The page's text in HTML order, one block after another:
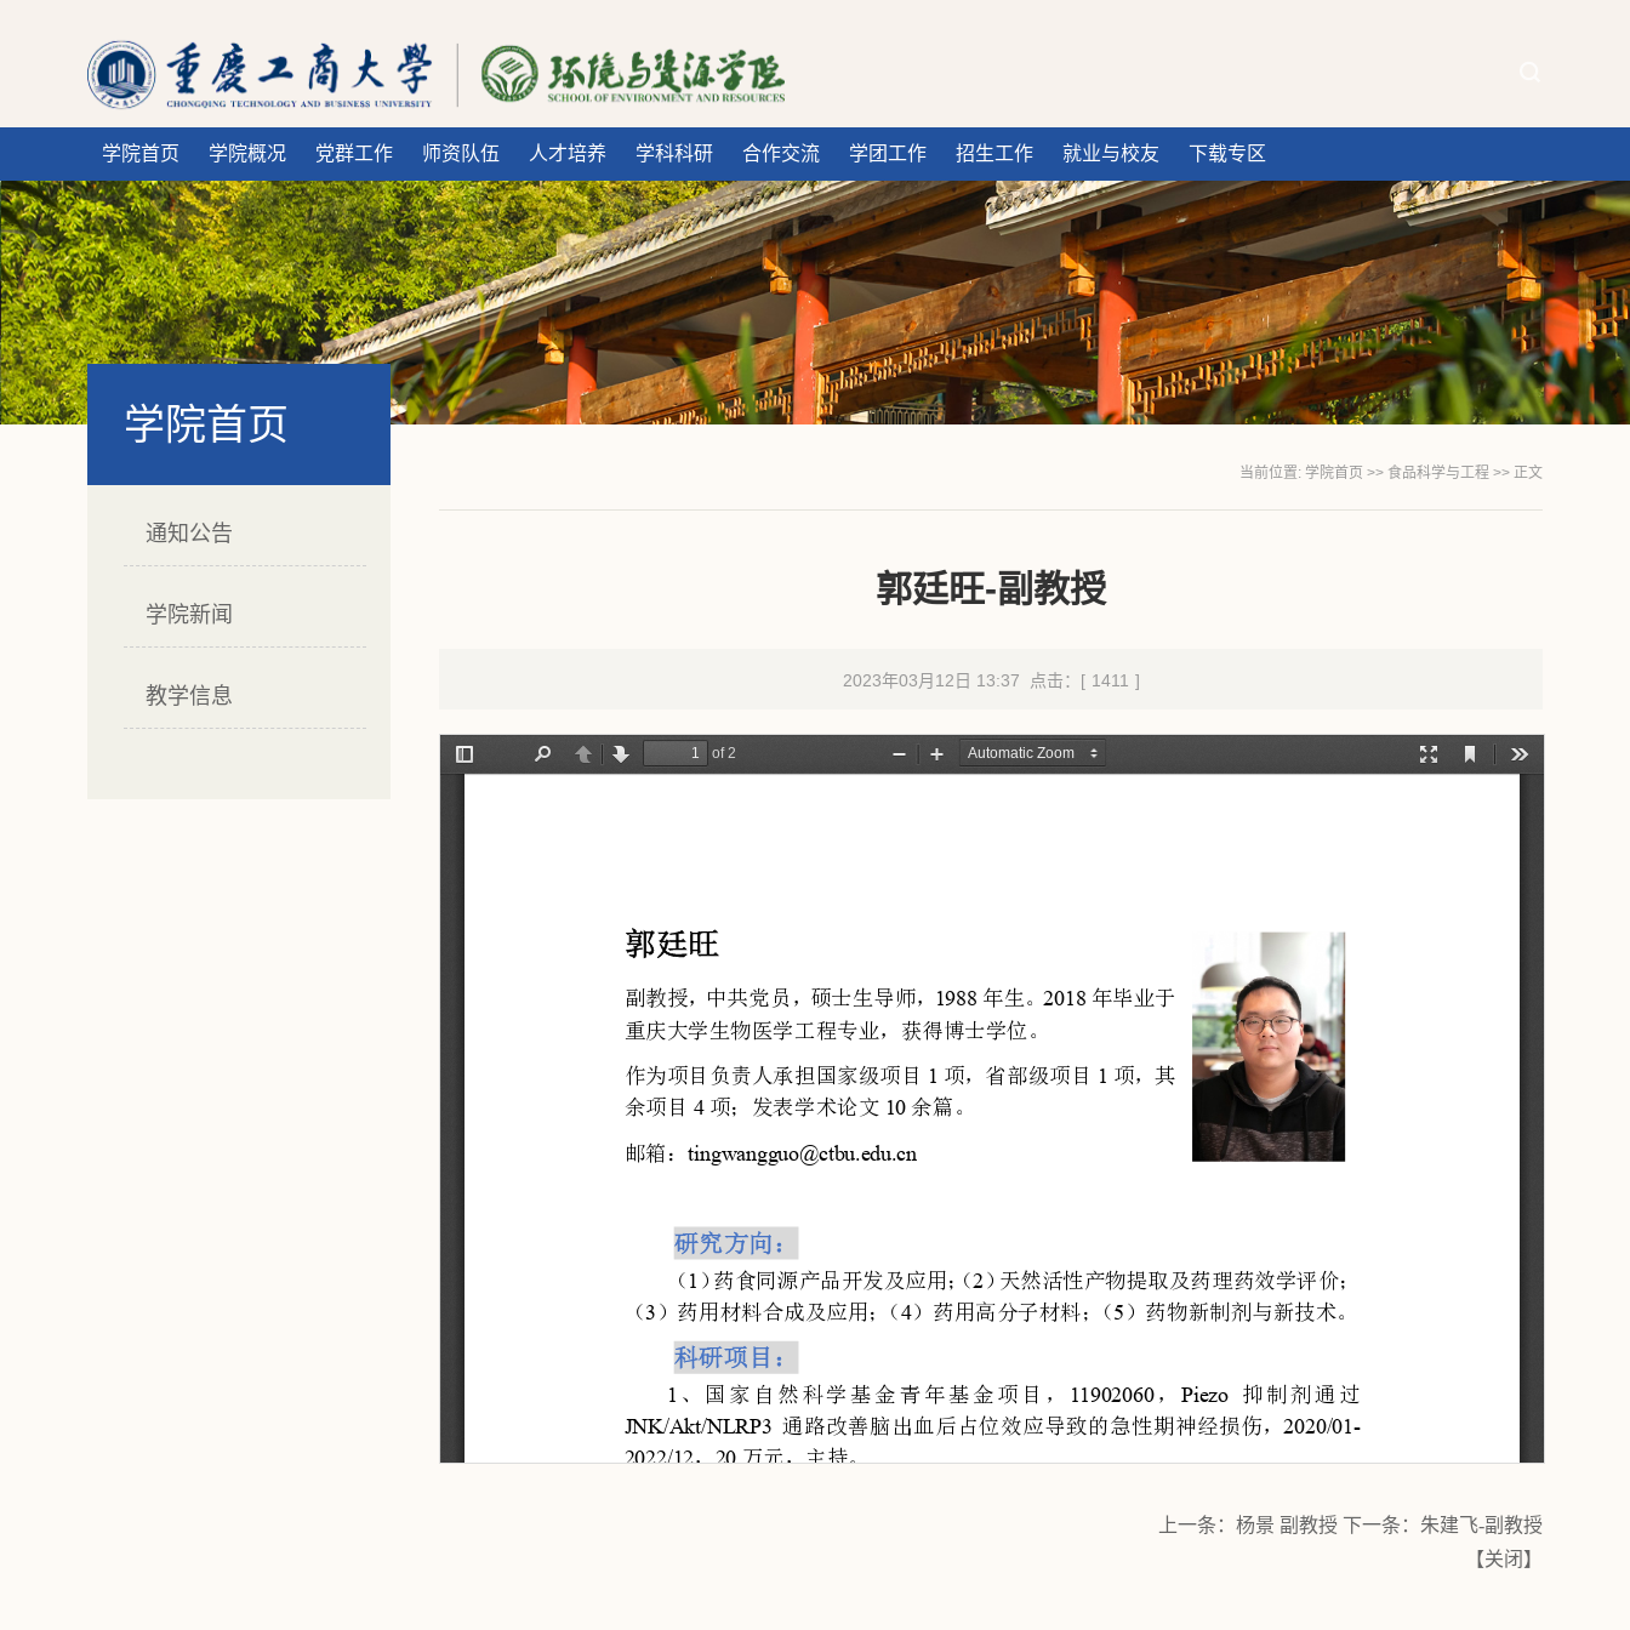
学院首页 学院概况 党群工作 师资队伍 人才培养 学科科研 合作交流 学团工作 招生工作 就业与校友 下载专区
学院首页
通知公告
学院新闻
教学信息
当前位置: 学院首页 >> 食品科学与工程 >> 正文
郭廷旺-副教授
2023年03月12日 13:37 点击：[ 1411 ]
上一条： 杨景 副教授 下一条： 朱建飞-副教授
【关闭 】